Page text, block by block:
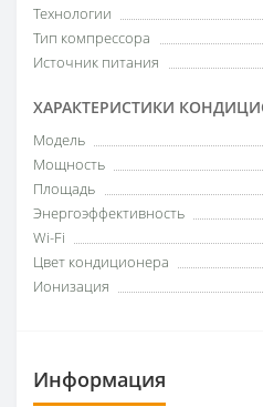
Технологии
Тип компрессора
Источник питания
ХАРАКТЕРИСТИКИ
Модель
Мощность
Площадь
Энергоэффективность
Wi-Fi
Цвет кондиционера
Ионизация
Информация